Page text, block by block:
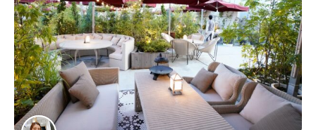
Special Life
Gourmet News
Outing